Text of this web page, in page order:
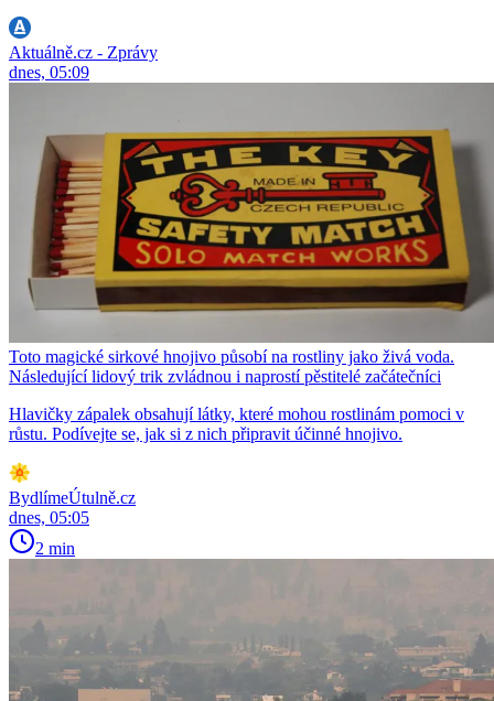
Aktuálně.cz - Zprávy
dnes, 05:09
Toto magické sirkové hnojivo působí na rostliny jako živá voda.
Následující lidový trik zvládnou i naprostí pěstitelé začátečníci
Hlavičky zápalek obsahují látky, které mohou rostlinám pomoci v
růstu. Podívejte se, jak si z nich připravit účinné hnojivo.
BydlímeÚtulně.cz
dnes, 05:05
2 min